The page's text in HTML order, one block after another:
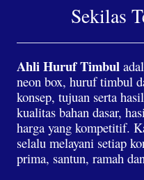
Sekilas
Ahli Huruf Timbul
neon box, huruf timbul
konsep, tujuan serta
kualitas bahan dasar,
harga yang kompetitif.
selalu melayani setiap
prima, santun, ramah